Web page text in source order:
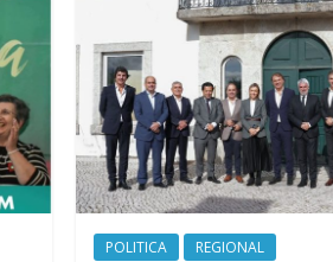
POLITICA REGIONAL